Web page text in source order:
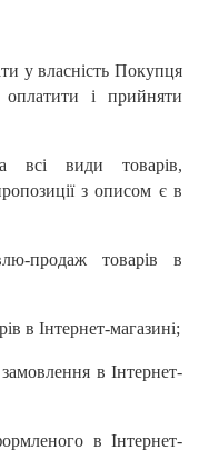
у власність Покупця
і прийняти
види товарів,
з описом є в
продаж товарів в
в Інтернет-магазині;
в Інтернет-
в Інтернет-